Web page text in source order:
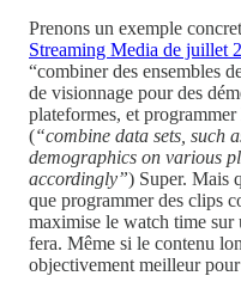
Prenons un exemple
Streaming Media de juillet
“combiner des ensembles
de visionnage pour des
plateformes, et
(“combine data sets, such
demographics on various
accordingly”) Super. Mais
que programmer des clips
maximise le watch time sur
fera. Même si le contenu
objectivement meilleur pour